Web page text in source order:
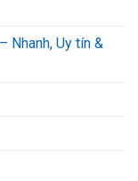
Nhanh, Uy tín &